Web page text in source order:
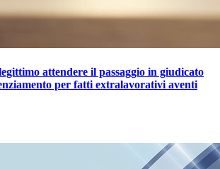
attendere il passaggio in giudicato
per fatti extralavorativi aventi